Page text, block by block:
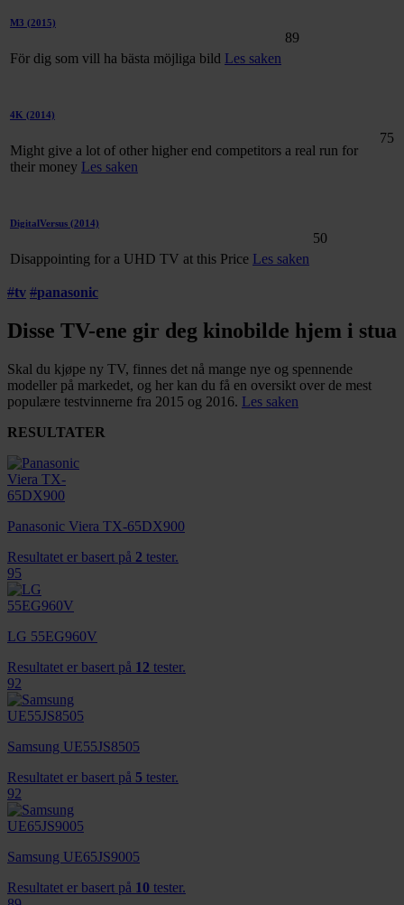
M3 (2015)
För dig som vill ha bästa möjliga bild Les saken
89
4K (2014)
Might give a lot of other higher end competitors a real run for
their money Les saken
75
DigitalVersus (2014)
Disappointing for a UHD TV at this Price Les saken
50
#tv #panasonic
Disse TV-ene gir deg kinobilde hjem i stua
Skal du kjøpe ny TV, finnes det nå mange nye og spennende
modeller på markedet, og her kan du få en oversikt over de mest
populære testvinnerne fra 2015 og 2016. Les saken
RESULTATER
Panasonic Viera TX-65DX900
Resultatet er basert på 2 tester.
95
LG 55EG960V
Resultatet er basert på 12 tester.
92
Samsung UE55JS8505
Resultatet er basert på 5 tester.
92
Samsung UE65JS9005
Resultatet er basert på 10 tester.